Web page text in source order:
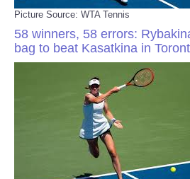
Picture Source: WTA Tennis
58 winners, 58 errors:
bag to beat Kasatkina in